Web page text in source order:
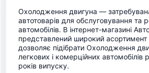
Охолодження двигуна —
автотоварів для обслуговування та
автомобілів. В інтернет-магазині
представлений широкий асортимент
дозволяє підібрати Охолодження
легкових і комерційних автомобілів
років випуску.